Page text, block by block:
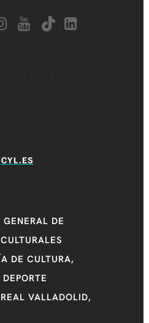
DE
DE CULTURA,
VALLADOLID,